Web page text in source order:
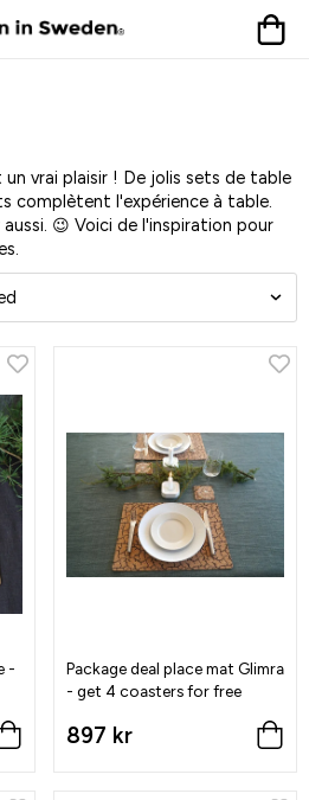
vrai plaisir ! De jolis sets de table
complètent l'expérience à table.
😉 Voici de l'inspiration pour
-
Package deal place mat Glimra
- get 4 coasters for free
897 kr